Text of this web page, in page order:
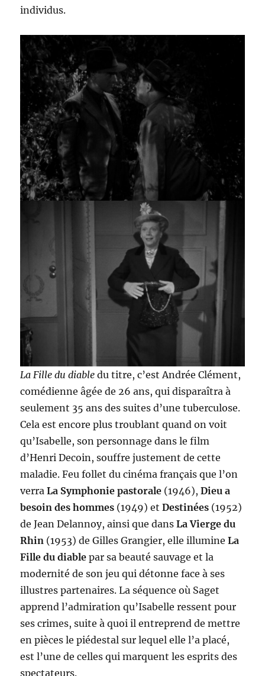
individus.
La Fille du diable du titre, c’est Andrée Clément,
comédienne âgée de 26 ans, qui disparaîtra à
seulement 35 ans des suites d’une tuberculose.
Cela est encore plus troublant quand on voit
qu’Isabelle, son personnage dans le film
d’Henri Decoin, souffre justement de cette
maladie. Feu follet du cinéma français que l’on
verra La Symphonie pastorale (1946),Dieu a
besoin des hommes (1949) etDestinées (1952)
de Jean Delannoy, ainsi que dansLa Vierge du
Rhin (1953) de Gilles Grangier, elle illumineLa
Fille du diable par sa beauté sauvage et la
modernité de son jeu qui détonne face à ses
illustres partenaires. La séquence où Saget
apprend l’admiration qu’Isabelle ressent pour
ses crimes, suite à quoi il entreprend de mettre
en pièces le piédestal sur lequel elle l’a placé,
est l’une de celles qui marquent les esprits des
spectateurs.